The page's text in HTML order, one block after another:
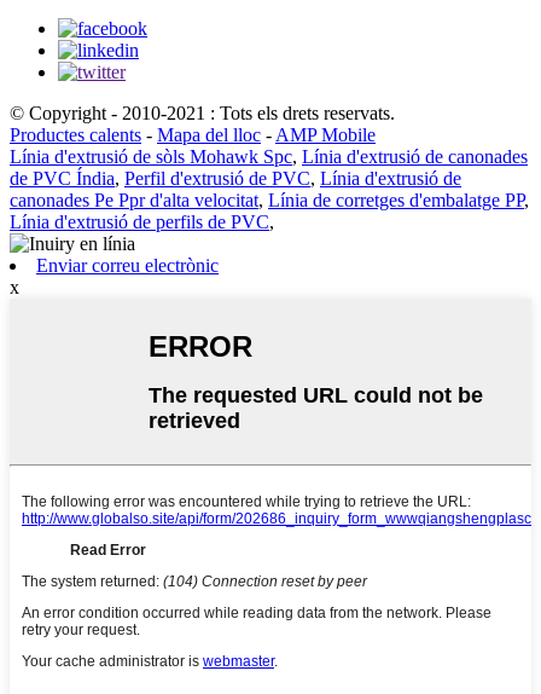
© Copyright - 2010-2021 : Tots els drets reservats.
Productes calents - Mapa del lloc - AMP Mobile
Línia d'extrusió de sòls Mohawk Spc, Línia d'extrusió de canonades
de PVC Índia, Perfil d'extrusió de PVC, Línia d'extrusió de
canonades Pe Ppr d'alta velocitat, Línia de corretges d'embalatge PP,
Línia d'extrusió de perfils de PVC,
Enviar correu electrònic
x